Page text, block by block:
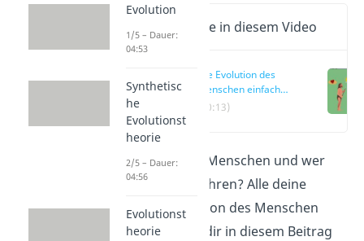
Wichtige Inhalte in diesem Video
Die Evolution des
Menschen einfach
erklärt
(00:13)
Seit wann gibt es Menschen und wer
sind unsere Vorfahren? Alle deine
Fragen zur Evolution des Menschen
beantworten wir dir in diesem Beitrag
Evolution
1/5 – Dauer:
04:53
Synthetisc
he
Evolutionst
heorie
2/5 – Dauer:
04:56
Evolutionst
heorie